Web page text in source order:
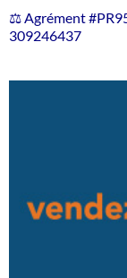
⚖️ Agrément
309246437